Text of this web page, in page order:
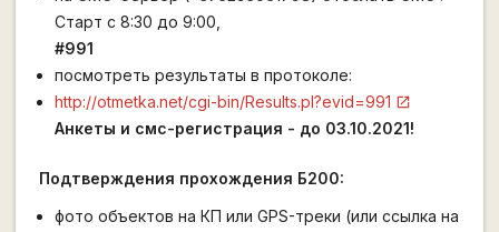
Старт с 8:30 до 9:00,
#991
посмотреть результаты в протоколе:
http://otmetka.net/cgi-bin/Results.pl?evid=991
Анкеты и смс-регистрация - до 03.10.2021!
Подтверждения прохождения Б200:
фото объектов на КП или GPS-треки (или ссылка на